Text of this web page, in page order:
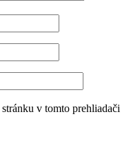
v tomto prehliadači